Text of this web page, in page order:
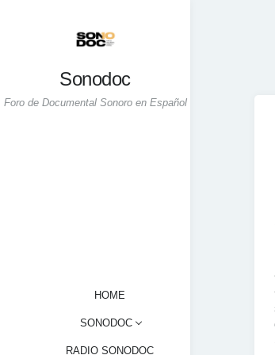
Sonodoc
Foro de Documental Sonoro en Español
HOME
SONODOC
¿QUÉ HACEMOS?
RADIO SONODOC